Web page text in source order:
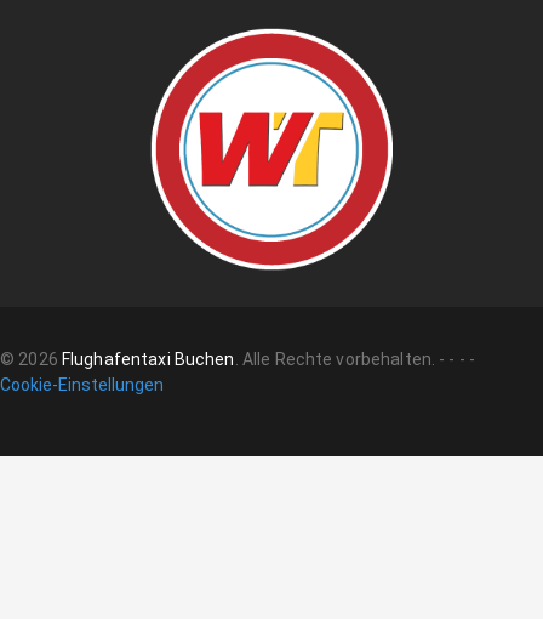
© 2026 Flughafentaxi Buchen. Alle Rechte vorbehalten. - - - -
Cookie-Einstellungen